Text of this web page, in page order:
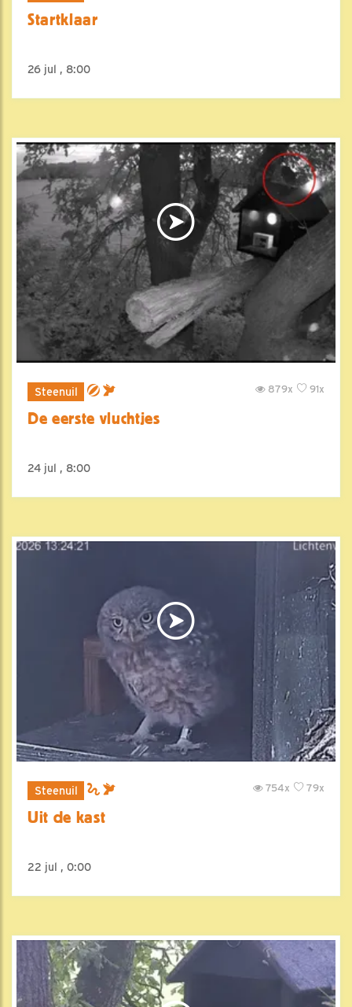
Startklaar
26 jul , 8:00
Steenuil 91x
879x
De eerste vluchtjes
24 jul , 8:00
Steenuil 79x
754x
Uit de kast
22 jul , 0:00